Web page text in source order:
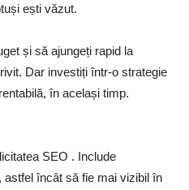
ești văzut.
și să ajungeți rapid la
Dar investiți într-o strategie
în același timp.
SEO . Include
încât să fie mai vizibil în